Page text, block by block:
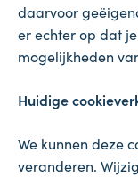
daarvoor
er echter op dat
mogelijkheden
Huidige
We kunnen deze
veranderen.